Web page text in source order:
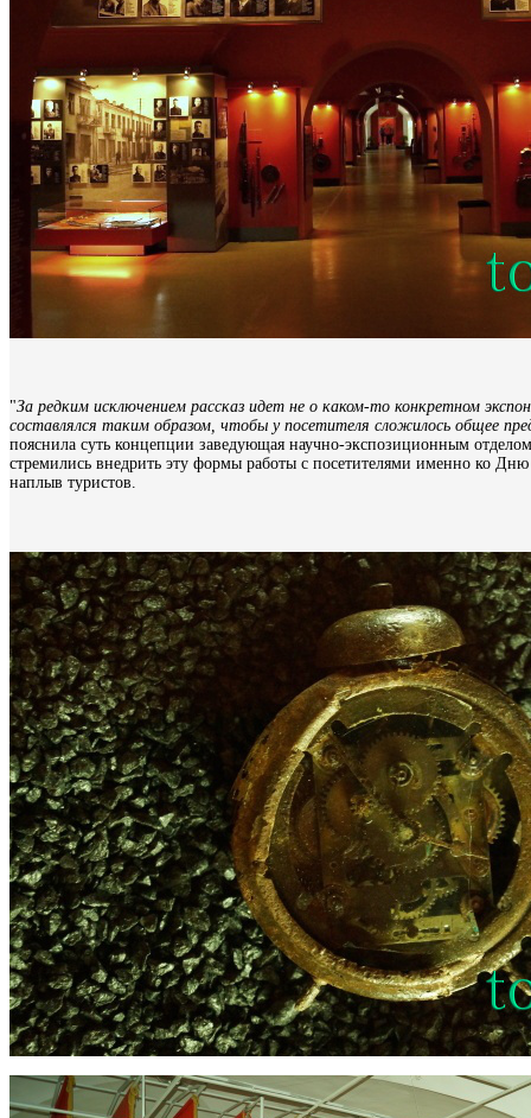
"За редким исключением рассказ идет не о каком-то конкретном
составлялся таким образом, чтобы у посетителя сложилось общее
пояснила суть концепции заведующая научно-экспозиционным
стремились внедрить эту формы работы с посетителями именно ко
наплыв туристов.